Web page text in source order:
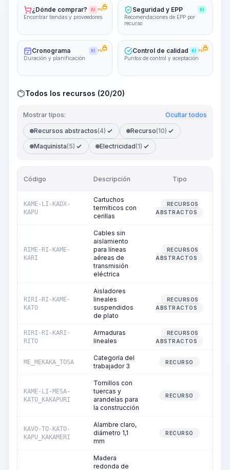
¿Dónde comprar? KI PRO
Encontrar tiendas y proveedores
Seguridad y EPP KI
Recomendaciones de EPP por
recurso
Cronograma KI PRO
Duración y planificación
Control de calidad KI PRO
Puntos de control y aceptación
Todos los recursos (20/20)
Mostrar tipos: Ocultar todos
Recursos abstractos(4) Recurso(10)
Maquinista(5) Electricidad(1)
Código Descripción Tipo
KAME-LI-KADX-
KAPU
Cartuchos
termíticos con
cerillas
RECURSOS
ABSTRACTOS
RIME-RI-KAME-
KARI
Cables sin
aislamiento
para líneas
aéreas de
transmisión
eléctrica
RECURSOS
ABSTRACTOS
RIRI-RI-KAME-
KATO
Aisladores
lineales
suspendidos
de plato
RECURSOS
ABSTRACTOS
RIRI-RI-KARI-
RITO
Armaduras
lineales
RECURSOS
ABSTRACTOS
ME_MEKAKA_TOSA
Categoría del
trabajador 3
RECURSO
KAME-LI-MESA-
KATO_KAKAPURI
Tornillos con
tuercas y
arandelas para
la construcción
RECURSO
KAVO-TO-KATO-
KAPU_KAKAMERI
Alambre claro,
diámetro 1,1
mm
RECURSO
Madera
redonda de